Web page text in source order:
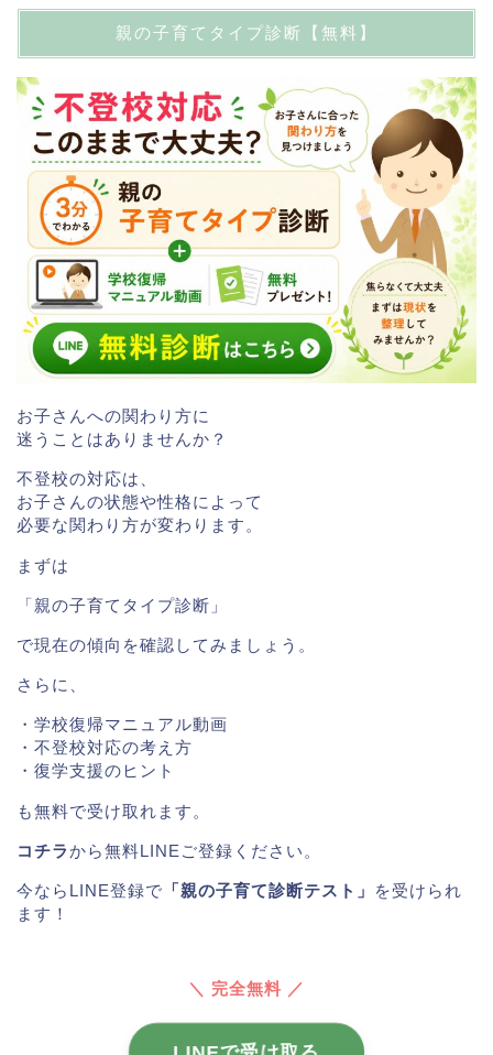
親の子育てタイプ診断【無料】
お子さんへの関わり方に
迷うことはありませんか？
不登校の対応は、
お子さんの状態や性格によって
必要な関わり方が変わります。
まずは
「親の子育てタイプ診断」
で現在の傾向を確認してみましょう。
さらに、
・学校復帰マニュアル動画
・不登校対応の考え方
・復学支援のヒント
も無料で受け取れます。
コチラから無料LINEご登録ください。
今ならLINE登録で 「親の子育て診断テスト」
を受けられ
ます！
＼ 完全無料 ／